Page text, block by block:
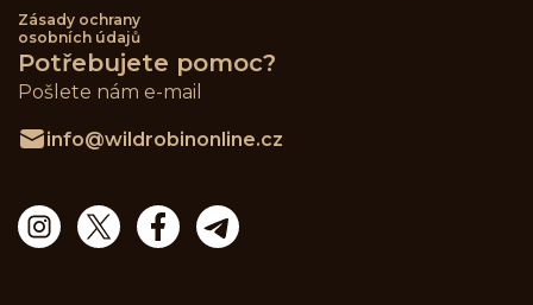
Zásady ochrany
osobních údajů
Potřebujete pomoc?
Pošlete nám e-mail
info@wildrobinonline.cz